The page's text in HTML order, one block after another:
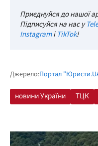
Приєднуйся до нашої
Підписуйся на нас у
InstagramіTikTok!
Джерело:Портал
новини України ТЦК